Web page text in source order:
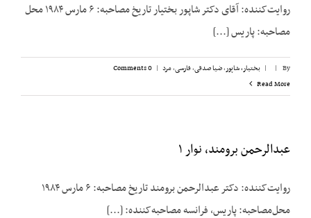
روایت‌کننده: آقای دکتر شاپور بختیار تاریخ مصاحبه: ۶ مارس ۱۹۸۴ محل
مصاحبه: پاریس [...]
By
|
| بختیار، شاپور,ضیا صدقی,فارسی,مرد |
0 Comments
Read More
عبدالرحمن برومند، نوار ۱
روایت‌کننده: دکتر عبدالرحمن برومند تاریخ مصاحبه: ۶ مارس ۱۹۸۴
محل‌مصاحبه: پاریس، فرانسه مصاحبه‌کننده: [...]